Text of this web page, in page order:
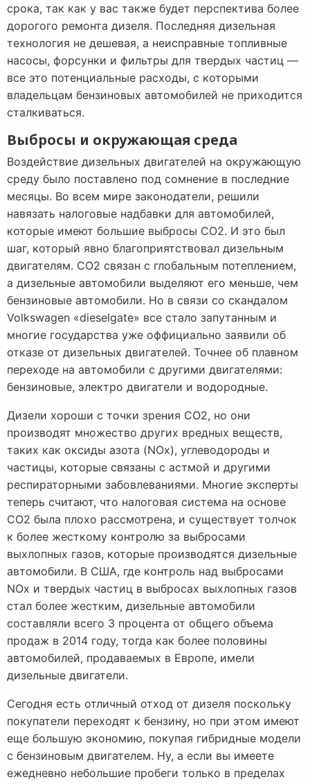
срока, так как у вас также будет перспектива более
дорогого ремонта дизеля. Последняя дизельная
технология не дешевая, а неисправные топливные
насосы, форсунки и фильтры для твердых частиц —
все это потенциальные расходы, с которыми
владельцам бензиновых автомобилей не приходится
сталкиваться.
Выбросы и окружающая среда
Воздействие дизельных двигателей на окружающую
среду было поставлено под сомнение в последние
месяцы. Во всем мире законодатели, решили
навязать налоговые надбавки для автомобилей,
которые имеют большие выбросы CO2. И это был
шаг, который явно благоприятствовал дизельным
двигателям. CO2 связан с глобальным потеплением,
а дизельные автомобили выделяют его меньше, чем
бензиновые автомобили. Но в связи со скандалом
Volkswagen «dieselgate» все стало запутанным и
многие государства уже оффициально заявили об
отказе от дизельных двигателей. Точнее об плавном
переходе на автомобили с другими двигателями:
бензиновые, электро двигатели и водородные.
Дизели хороши с точки зрения CO2, но они
производят множество других вредных веществ,
таких как оксиды азота (NOx), углеводороды и
частицы, которые связаны с астмой и другими
респираторными забовлеваниями. Многие эксперты
теперь считают, что налоговая система на основе
СО2 была плохо рассмотрена, и существует толчок
к более жесткому контролю за выбросами
выхлопных газов, которые производятся дизельные
автомобили. В США, где контроль над выбросами
NOx и твердых частиц в выбросах выхлопных газов
стал более жестким, дизельные автомобили
составляли всего 3 процента от общего объема
продаж в 2014 году, тогда как более половины
автомобилей, продаваемых в Европе, имели
дизельные двигатели.
Сегодня есть отличный отход от дизеля поскольку
покупатели переходят к бензину, но при этом имеют
еще большую экономию, покупая гибридные модели
с бензиновым двигателем. Ну, а если вы имеете
ежедневно небольшие пробеги только в пределах